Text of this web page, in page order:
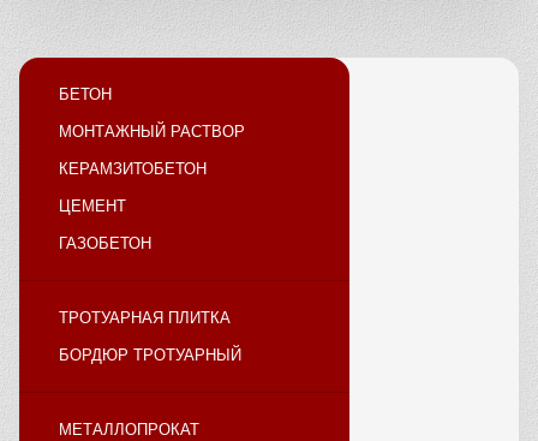
БЕТОН
МОНТАЖНЫЙ РАСТВОР
КЕРАМЗИТОБЕТОН
ЦЕМЕНТ
ГАЗОБЕТОН
ТРОТУАРНАЯ ПЛИТКА
БОРДЮР ТРОТУАРНЫЙ
МЕТАЛЛОПРОКАТ